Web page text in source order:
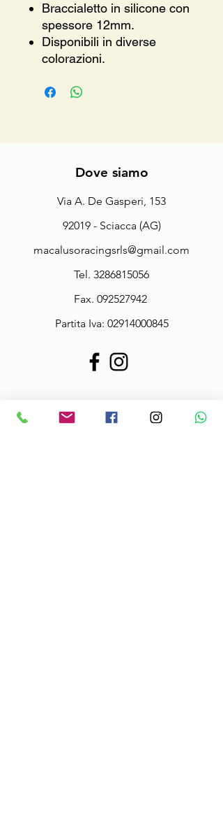
Braccialetto in silicone con
spessore 12mm.
Disponibili in diverse
colorazioni.
Dove siamo
Via A. De Gasperi, 153
92019 - Sciacca (AG)
macalusoracingsrls@gmail.com
Tel. 3286815056
Fax. 092527942
Partita Iva: 02914000845
Policy